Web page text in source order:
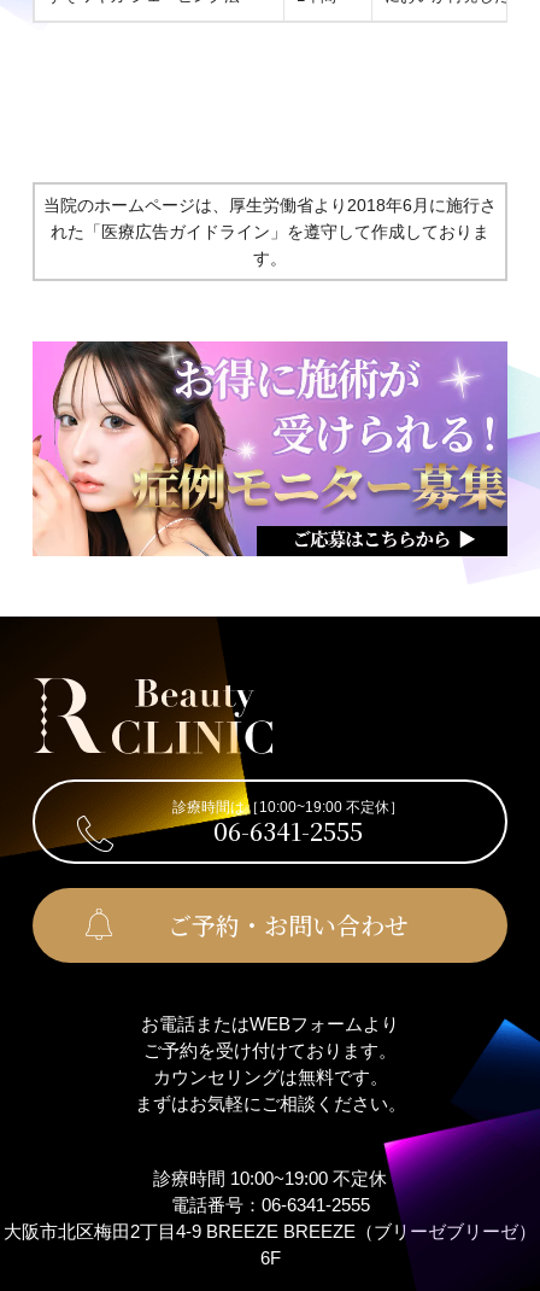
当院のホームページは、厚生労働省より2018年6月に施行さ
れた 「医療広告ガイドライン」を遵守して作成しておりま
す。
診療時間は［10:00~19:00 不定休］
06-6341-2555
ご予約・お問い合わせ
お電話またはWEBフォームより
ご予約を受け付けております。
カウンセリングは無料です。
まずはお気軽にご相談ください。
診療時間 10:00~19:00 不定休
電話番号：06-6341-2555
大阪市北区梅田2丁目4-9 BREEZE BREEZE（ブリーゼブリーゼ）
6F